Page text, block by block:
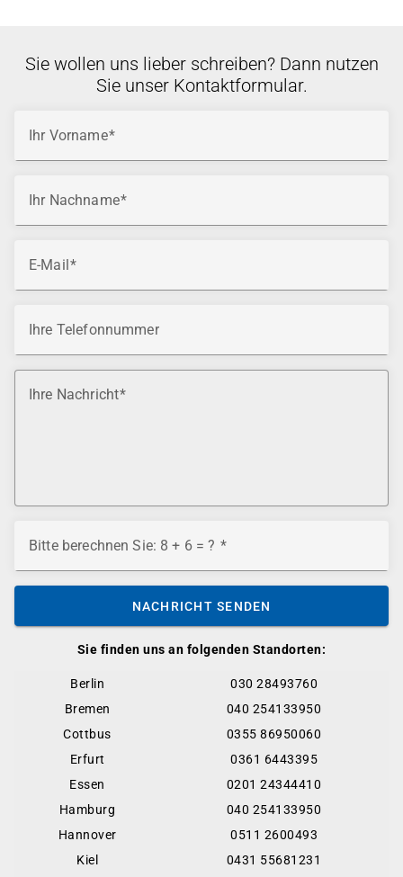
Sie finden uns an folgenden Standorten:
Berlin
030 28493760
Bremen
040 254133950
Cottbus
0355 86950060
Erfurt
0361 6443395
Essen
0201 24344410
Hamburg
040 254133950
Hannover
0511 2600493
Kiel
0431 55681231
Sie wollen uns lieber schreiben? Dann nutzen
Sie unser Kontaktformular.
Ihr Vorname
Ihr Nachname
E-Mail
Ihre Telefonnummer
Ihre Nachricht
Bitte berechnen Sie: 8 + 6 = ?
NACHRICHT SENDEN